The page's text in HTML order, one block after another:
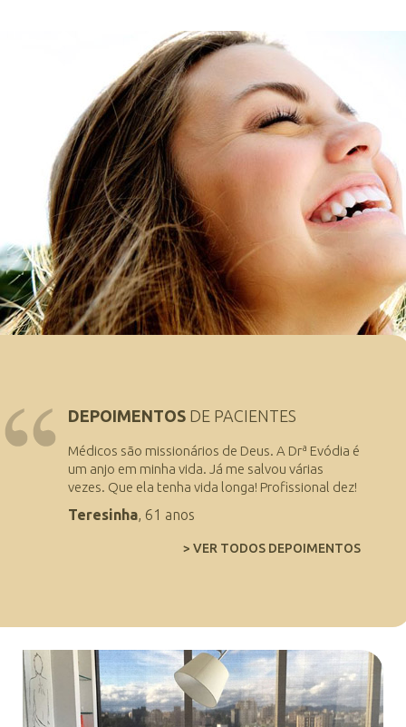
DEPOIMENTOS DE PACIENTES
Médicos são missionários de Deus. A Drª Evódia é
um anjo em minha vida. Já me salvou várias
vezes. Que ela tenha vida longa! Profissional dez!
Teresinha, 61 anos
> VER TODOS DEPOIMENTOS